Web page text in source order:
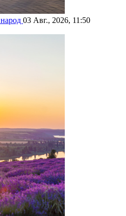
03 Авг., 2026, 11:50